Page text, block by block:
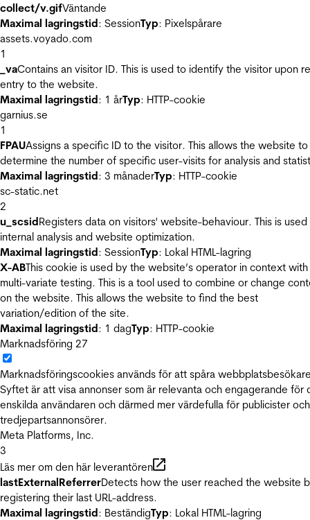
collect/v.gifVäntande
Maximal lagringstid: SessionTyp: Pixelspårare
assets.voyado.com
1
_vaContains an visitor ID. This is used to identify the visitor upon
entry to the website.
Maximal lagringstid: 1 årTyp: HTTP-cookie
garnius.se
1
FPAUAssigns a specific ID to the visitor. This allows the website to
determine the number of specific user-visits for analysis and
Maximal lagringstid: 3 månaderTyp: HTTP-cookie
sc-static.net
2
u_scsidRegisters data on visitors' website-behaviour. This is
internal analysis and website optimization.
Maximal lagringstid: SessionTyp: Lokal HTML-lagring
X-ABThis cookie is used by the website’s operator in context with
multi-variate testing. This is a tool used to combine or change
on the website. This allows the website to find the best
variation/edition of the site.
Maximal lagringstid: 1 dagTyp: HTTP-cookie
Marknadsföring 27
Marknadsföringscookies används för att spåra
Syftet är att visa annonser som är relevanta och engagerande för
enskilda användaren och därmed mer värdefulla för publicister och
tredjepartsannonsörer.
Meta Platforms, Inc.
3
Läs mer om den här leverantören
lastExternalReferrerDetects how the user reached the website
registering their last URL-address.
Maximal lagringstid: BeständigTyp: Lokal HTML-lagring